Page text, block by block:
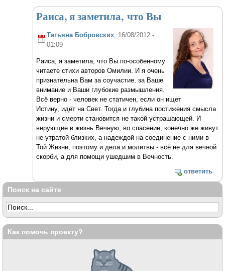
Раиса, я заметила, что Вы
Татьяна Бобровских, 16/08/2012 -
01:09
Раиса, я заметила, что Вы по-особенному
читаете стихи авторов Омилии. И я очень
признательна Вам за соучастие, за Ваше
внимание и Ваши глубокие размышления.
Всё верно - человек не статичен, если он ищет
Истину, идёт на Свет. Тогда и глубина постижения смысла
жизни и смерти становится не такой устрашающей. И
верующие в жизнь Вечную, во спасение, конечно же живут
не утратой близких, а надеждой на соединение с ними в
Той Жизни, поэтому и дела и молитвы - всё не для вечной
скорби, а для помощи ушедшим в Вечность.
ответить
Поиск на сайте
Как помочь проекту?